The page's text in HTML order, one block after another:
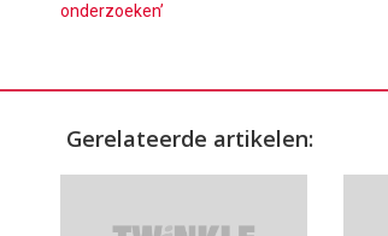
onderzoeken’
Gerelateerde artikelen: